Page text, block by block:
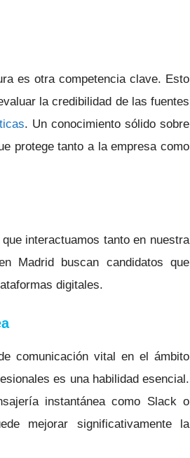
es otra competencia clave. Esto
la credibilidad de las fuentes
. Un conocimiento sólido sobre
protege tanto a la empresa como
interactuamos tanto en nuestra
Madrid buscan candidatos que
digitales.
comunicación vital en el ámbito
es una habilidad esencial.
instantánea como Slack o
mejorar significativamente la